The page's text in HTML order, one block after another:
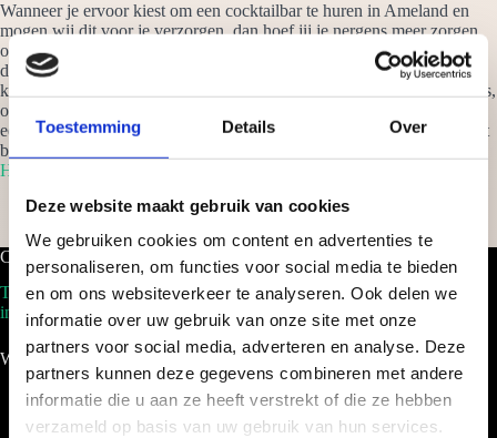
Toestemming Details Over
Deze website maakt gebruik van cookies
We gebruiken cookies om content en advertenties te
personaliseren, om functies voor social media te bieden
en om ons websiteverkeer te analyseren. Ook delen we
informatie over uw gebruik van onze site met onze
partners voor social media, adverteren en analyse. Deze
partners kunnen deze gegevens combineren met andere
informatie die u aan ze heeft verstrekt of die ze hebben
verzameld op basis van uw gebruik van hun services.
Wanneer je ervoor kiest om een cocktailbar te huren in Ameland en
mogen wij dit voor je verzorgen, dan hoef jij je nergens meer zorgen
om te maken. Wij verzorgen alles tot in details en garanderen jou dat
de cocktails jouw festival naar een hoger niveau tillen. Van een
kleinschalige verjaardagsfeestje, tot eenmega gebeurtenis als een beurs,
onze cocktails zijn constant een groot successtuk. Vraag vrijblijvend
een offerte aan om een cocktailbar te huren in Ameland en je ontvangt
binnen 24 uur een scherp voorstel op maat!
Home
Cocktailbar.nl
Tel. 088-2035100
info@cocktailbar.nl
Wij werken landelijk!